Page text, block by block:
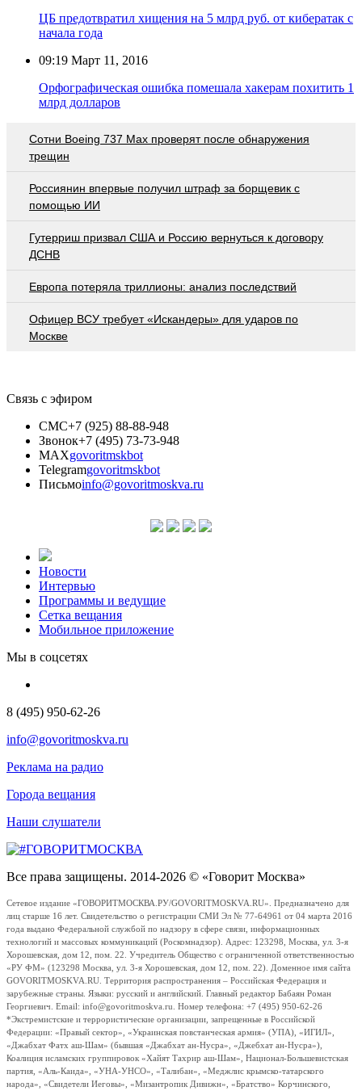
ЦБ предотвратил хищения на 5 млрд руб. от кибератак с
начала года
09:19 Март 11, 2016
Орфографическая ошибка помешала хакерам похитить 1
млрд долларов
Сотни Boeing 737 Max проверят после обнаружения
трещин
Россиянин впервые получил штраф за борщевик с
помощью ИИ
Гутерриш призвал США и Россию вернуться к договору
ДСНВ
Европа потеряла триллионы: анализ последствий
Офицер ВСУ требует «Искандеры» для ударов по
Москве
Связь с эфиром
СМС+7 (925) 88-88-948
Звонок+7 (495) 73-73-948
MAXgovoritmskbot
Telegramgovoritmskbot
Письмоinfo@govoritmoskva.ru
Новости
Интервью
Программы и ведущие
Сетка вещания
Мобильное приложение
Мы в соцсетях
8 (495) 950-62-26
info@govoritmoskva.ru
Реклама на радио
Города вещания
Наши слушатели
Все права защищены. 2014-2026 © «Говорит Москва»
Сетевое издание «ГОВОРИТМОСКВА.РУ/GOVORITMOSKVA.RU». Предназначено для
лиц старше 16 лет. Свидетельство о регистрации СМИ Эл № 77-64961 от 04 марта 2016
года выдано Федеральной службой по надзору в сфере связи, информационных
технологий и массовых коммуникаций (Роскомнадзор). Адрес: 123298, Москва, ул. 3-я
Хорошевская, дом 12, пом. 22. Учредитель Общество с ограниченной ответственностью
«РУ ФМ» (123298 Москва, ул. 3-я Хорошевская, дом 12, пом. 22). Доменное имя сайта
GOVORITMOSKVA.RU. Территория распространения – Российская Федерация и
зарубежные страны. Языки: русский и английский. Главный редактор Бабаян Роман
Георгиевич. Email: info@govoritmoskva.ru. Номер телефона: +7 (495) 950-62-26
*Экстремистские и террористические организации, запрещенные в Российской
Федерации: «Правый сектор», «Украинская повстанческая армия» (УПА), «ИГИЛ»,
«Джабхат Фатх аш-Шам» (бывшая «Джабхат ан-Нусра», «Джебхат ан-Нусра»),
Коалиция исламских группировок «Хайят Тахрир аш-Шам», Национал-Большевистская
партия, «Аль-Каида», «УНА-УНСО», «Талибан», «Меджлис крымско-татарского
народа», «Свидетели Иеговы», «Мизантропик Дивижн», «Братство» Корчинского,